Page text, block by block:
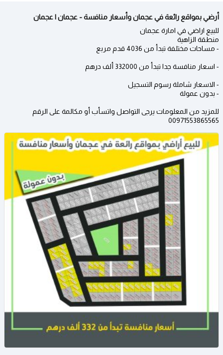
أرضي بمواقع رائعة في عجمان وأسعار منافسة - عجمان | عجمان
للبيع اراضي في امارة عجمان
منطقة الزاهية
- مساحات مختلفة تبدأ من 4036 قدم مربع
- اسعار منافسة جدا تبدأ من 332000 ألف درهم
- الاسعار شاملة رسوم التسجيل
- بدون عمولة
للمزيد من المعلومات يرجى التواصل واتسأب أو مكالمة على الرقم
00971553865565